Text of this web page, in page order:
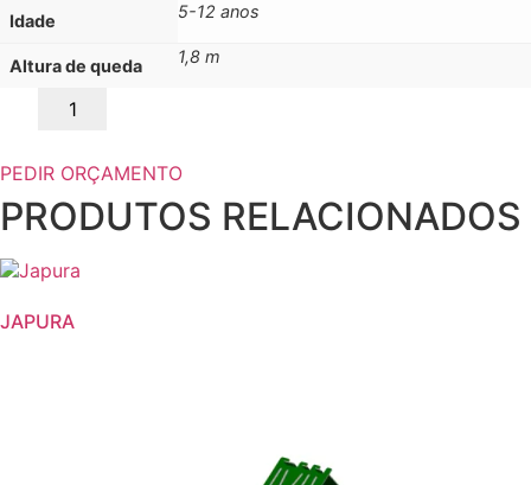
Idade 5-12 anos
Altura de queda 1,8 m
Quantidade
PEDIR ORÇAMENTO
PRODUTOS RELACIONADOS
JAPURA